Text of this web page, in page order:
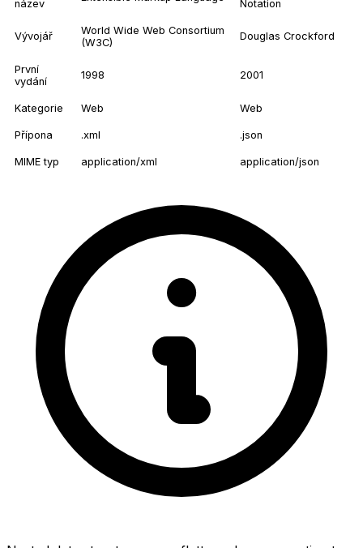
název Notation
Vývojář
World Wide Web Consortium
(W3C)
Douglas Crockford
První
vydání
1998 2001
Kategorie Web Web
Přípona .xml .json
MIME typ application/xml application/json